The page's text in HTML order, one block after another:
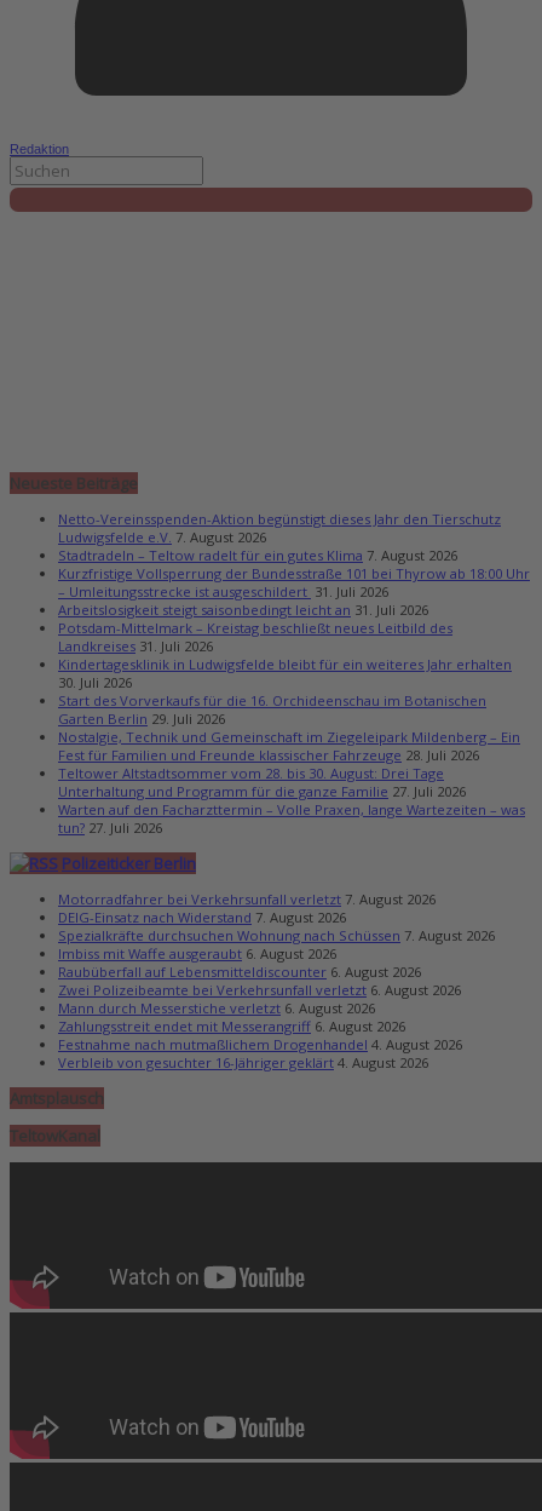
Redaktion
Neueste Beiträge
Netto-Vereinsspenden-Aktion begünstigt dieses Jahr den Tierschutz
Ludwigsfelde e.V. 7. August 2026
Stadtradeln – Teltow radelt für ein gutes Klima 7. August 2026
Kurzfristige Vollsperrung der Bundesstraße 101 bei Thyrow ab 18:00 Uhr
– Umleitungsstrecke ist ausgeschildert 31. Juli 2026
Arbeitslosigkeit steigt saisonbedingt leicht an 31. Juli 2026
Potsdam-Mittelmark – Kreistag beschließt neues Leitbild des
Landkreises 31. Juli 2026
Kindertagesklinik in Ludwigsfelde bleibt für ein weiteres Jahr erhalten
30. Juli 2026
Start des Vorverkaufs für die 16. Orchideenschau im Botanischen
Garten Berlin 29. Juli 2026
Nostalgie, Technik und Gemeinschaft im Ziegeleipark Mildenberg – Ein
Fest für Familien und Freunde klassischer Fahrzeuge 28. Juli 2026
Teltower Altstadtsommer vom 28. bis 30. August: Drei Tage
Unterhaltung und Programm für die ganze Familie 27. Juli 2026
Warten auf den Facharzttermin – Volle Praxen, lange Wartezeiten – was
tun? 27. Juli 2026
Polizeiticker Berlin
Motorradfahrer bei Verkehrsunfall verletzt 7. August 2026
DEIG-Einsatz nach Widerstand 7. August 2026
Spezialkräfte durchsuchen Wohnung nach Schüssen 7. August 2026
Imbiss mit Waffe ausgeraubt 6. August 2026
Raubüberfall auf Lebensmitteldiscounter 6. August 2026
Zwei Polizeibeamte bei Verkehrsunfall verletzt 6. August 2026
Mann durch Messerstiche verletzt 6. August 2026
Zahlungsstreit endet mit Messerangriff 6. August 2026
Festnahme nach mutmaßlichem Drogenhandel 4. August 2026
Verbleib von gesuchter 16-Jähriger geklärt 4. August 2026
Amtsplausch
TeltowKanal